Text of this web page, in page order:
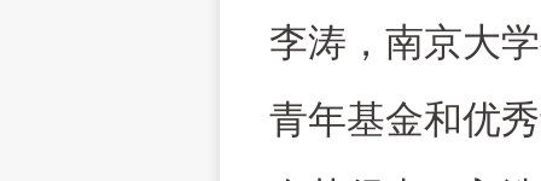
李涛，南京大
青年基金和优